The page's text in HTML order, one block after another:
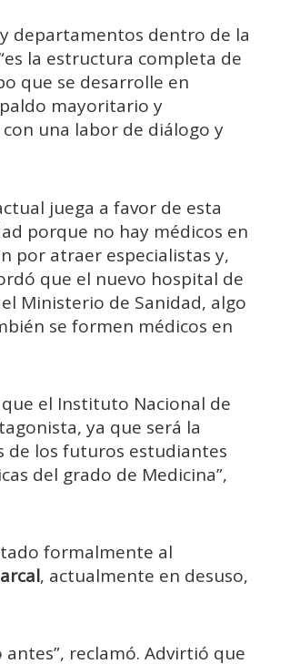
departamentos dentro de la
la estructura completa de
que se desarrolle en
mayoritario y
una labor de diálogo y
juega a favor de esta
porque no hay médicos en
por atraer especialistas y,
que el nuevo hospital de
Ministerio de Sanidad, algo
se formen médicos en
el Instituto Nacional de
ya que será la
de los futuros estudiantes
del grado de Medicina”,
formalmente al
, actualmente en desuso,
reclamó. Advirtió que